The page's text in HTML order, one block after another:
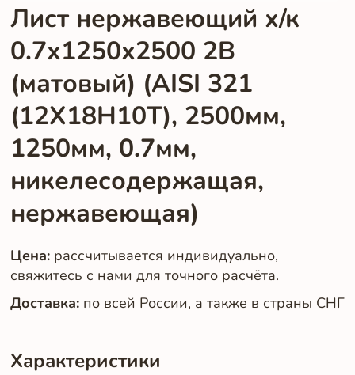
Лист нержавеющий х/к
0.7х1250х2500 2B
(матовый) (AISI 321
(12Х18Н10Т), 2500мм,
1250мм, 0.7мм,
никелесодержащая,
нержавеющая)
Цена: рассчитывается индивидуально,
свяжитесь с нами для точного расчёта.
Доставка: по всей России, а также в страны СНГ
Характеристики